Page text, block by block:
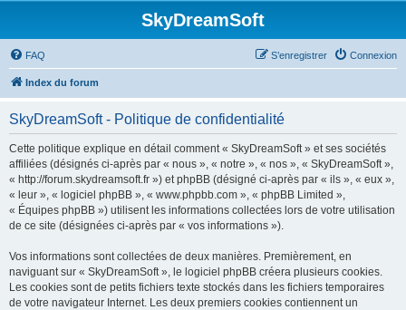
SkyDreamSoft
FAQ Connexion
S’enregistrer
Index du forum
SkyDreamSoft - Politique de confidentialité
Cette politique explique en détail comment « SkyDreamSoft » et ses sociétés
affiliées (désignés ci-après par « nous », « notre », « nos », « SkyDreamSoft »,
« http://forum.skydreamsoft.fr ») et phpBB (désigné ci-après par « ils », « eux »,
« leur », « logiciel phpBB », « www.phpbb.com », « phpBB Limited »,
« Équipes phpBB ») utilisent les informations collectées lors de votre utilisation
de ce site (désignées ci-après par « vos informations »).
Vos informations sont collectées de deux manières. Premièrement, en
naviguant sur « SkyDreamSoft », le logiciel phpBB créera plusieurs cookies.
Les cookies sont de petits fichiers texte stockés dans les fichiers temporaires
de votre navigateur Internet. Les deux premiers cookies contiennent un